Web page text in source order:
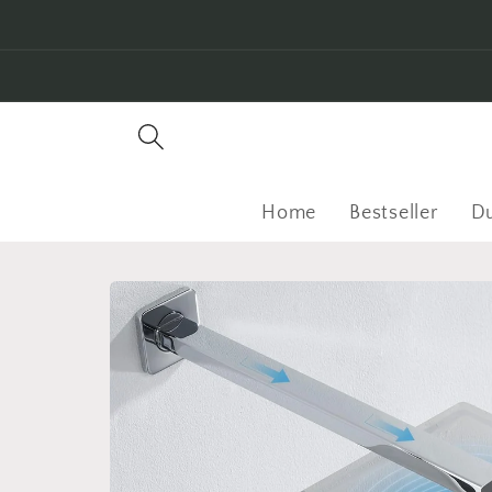
Home Bestseller
Zu
Produktinformationen
springen